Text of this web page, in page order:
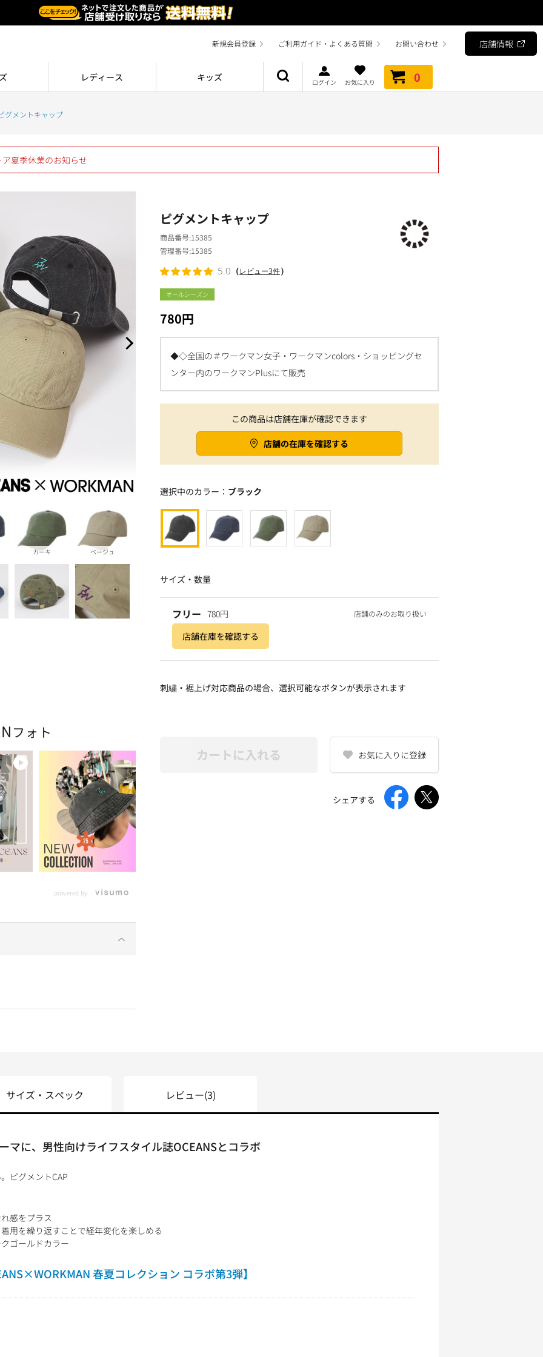
新規会員登録 ご利用ガイド・よくある質問 お問い合わせ 店舗情報
レディース キッズ ログイン お気に入り 0
グメントキャップ
夏季休業のお知らせ
カーキ ベージュ
フォト
powered by
オールシーズン
◆◇全国の＃ワークマン女子・ワークマンcolors・ショッピングセ
ンター内のワークマンPlusにて販売
この商品は店舗在庫が確認できます
店舗の在庫を確認する
ピグメントキャップ
780円
商品番号 15385
管理番号 15385
5.0 （レビュー3件）
選択中のカラー： ブラック
サイズ・数量
フリー 780円 店舗のみのお取り扱い
店舗在庫を確認する
刺繍・裾上げ対応商品の場合、選択可能なボタンが表示されます
カートに入れる お気に入りに登録
シェアする
マに、男性向けライフスタイル誌OCEANSとコラボ
ピグメントCAP
感をプラス
用を繰り返すことで経年変化を楽しめる
ゴールドカラー
春夏コレクション コラボ第3弾】
サイズ・スペック レビュー(3)